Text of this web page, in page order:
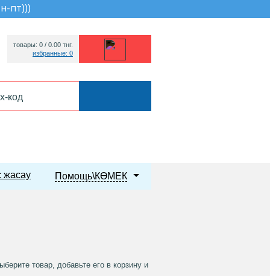
пт)))
товары: 0 / 0.00 тнг.
избранные: 0
Помощь\КӨМЕК
жасау
товар, добавьте его в корзину и